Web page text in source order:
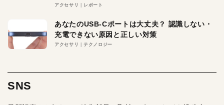
アクセサリ レポート
あなたのUSB-Cポートは大丈夫？ 認識しない・
充電できない原因と正しい対策
アクセサリ テクノロジー
SNS